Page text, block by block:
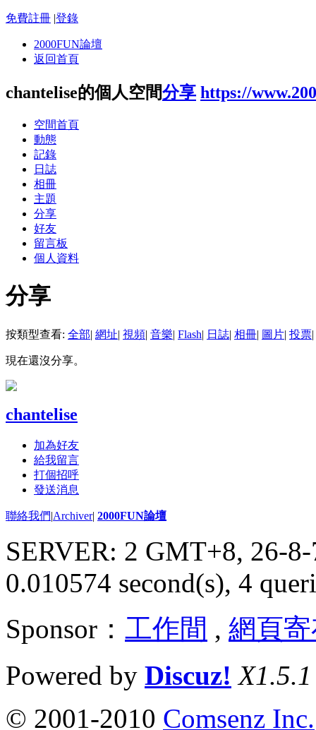
免費註冊 |登錄
2000FUN論壇
返回首頁
chantelise的個人空間分享 https://
空間首頁
動態
記錄
日誌
相冊
主題
分享
好友
留言板
個人資料
分享
按類型查看: 全部| 網址| 視頻| 音樂| Flash| 日誌| 相冊| 圖片| 投票|
現在還沒分享。
chantelise
加為好友
給我留言
打個招呼
發送消息
聯絡我們|Archiver| 2000FUN論壇
SERVER: 2 GMT+8, 26-
0.010574 second(s), 4
Sponsor： 工作間 , 網頁
Powered by Discuz! X1.5.1
© 2001-2010 Comsenz Inc.